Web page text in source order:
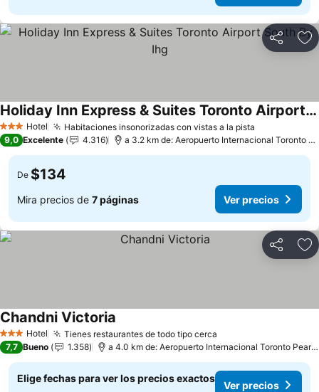
Compartir
3 Estrellas
Hotel Habitaciones insonorizadas con vistas a la pista
Holiday Inn Express & Suites Toronto Airport South By Ihg
9,0 Excelente 4.316 a 3.2 km de: Aeropuerto Internacional Toronto Pearson
De $134
Mira precios de 7 páginas Ver precios
Compartir
3 Estrellas
Hotel Tienes restaurantes de todo tipo cerca
Chandni Victoria
7,7 Bueno 1.358 a 4.0 km de: Aeropuerto Internacional Toronto Pearson
Elige fechas para ver los precios exactos
Ver precios